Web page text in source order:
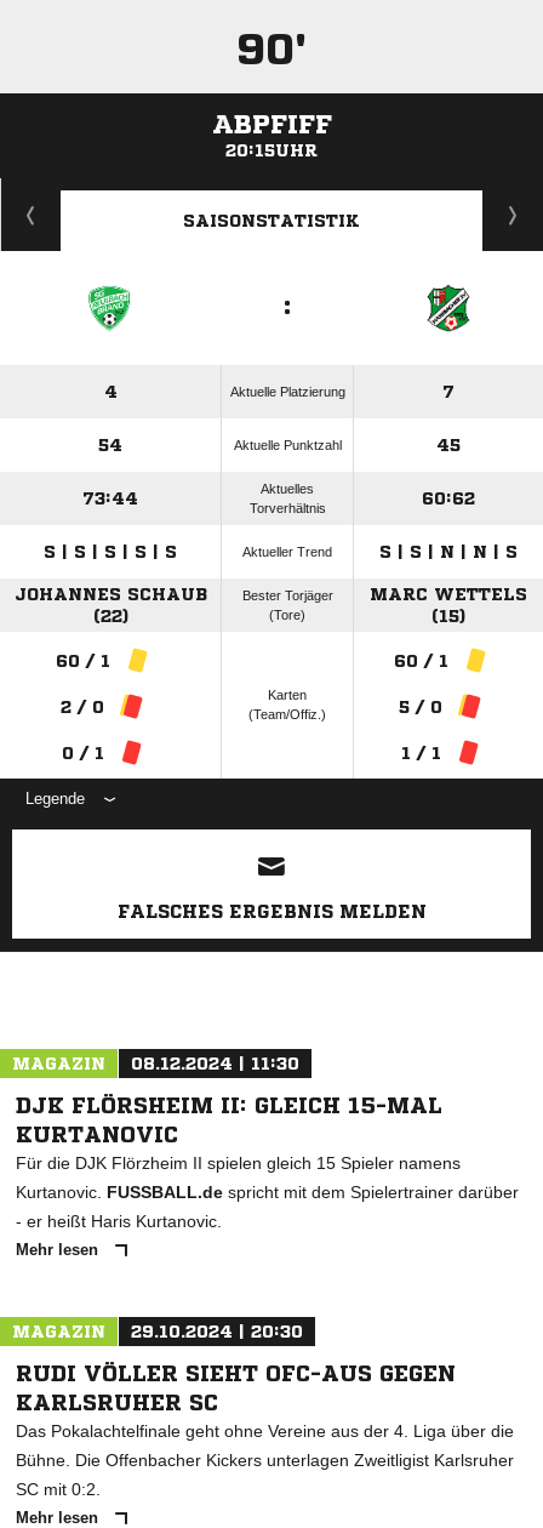
90'
ABPFIFF
20:15UHR
ANZEIGE
SAISONSTATISTIK
:
4 Aktuelle Platzierung 7
54 Aktuelle Punktzahl 45
73:44
Aktuelles
Torverhältnis
60:62
S | S | S | S | S Aktueller Trend S | S | N | N | S
JOHANNES SCHAUB
(22)
Bester Torjäger
(Tore)
MARC WETTELS
(15)
60 / 1
2 / 0
0 / 1
Karten
(Team/Offiz.)
60 / 1
5 / 0
1 / 1
Legende
ANZEIGE
FALSCHES ERGEBNIS MELDEN
MAGAZIN 08.12.2024 | 11:30
DJK FLÖRSHEIM II: GLEICH 15-MAL
KURTANOVIC
Für die DJK Flörzheim II spielen gleich 15 Spieler namens
Kurtanovic. FUSSBALL.de spricht mit dem Spielertrainer darüber
- er heißt Haris Kurtanovic.
Mehr lesen
MAGAZIN 29.10.2024 | 20:30
RUDI VÖLLER SIEHT OFC-AUS GEGEN
KARLSRUHER SC
Das Pokalachtelfinale geht ohne Vereine aus der 4. Liga über die
Bühne. Die Offenbacher Kickers unterlagen Zweitligist Karlsruher
SC mit 0:2.
Mehr lesen